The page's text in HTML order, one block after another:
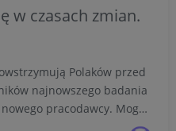
w czasach zmian.
Polaków przed
najnowszego badania
pracodawcy. Mogą
ofert zatrudnienia. W